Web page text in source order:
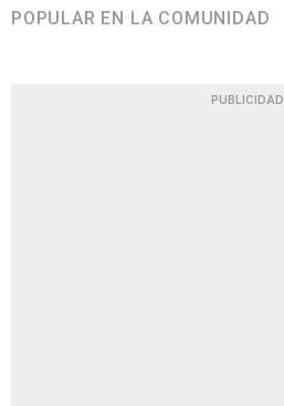
POPULAR EN LA COMUNIDAD
PUBLICIDAD